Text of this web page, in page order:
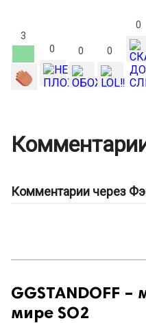
3
0
0 0
0
Комментарии через
GGSTANDOFF –
мире SO2